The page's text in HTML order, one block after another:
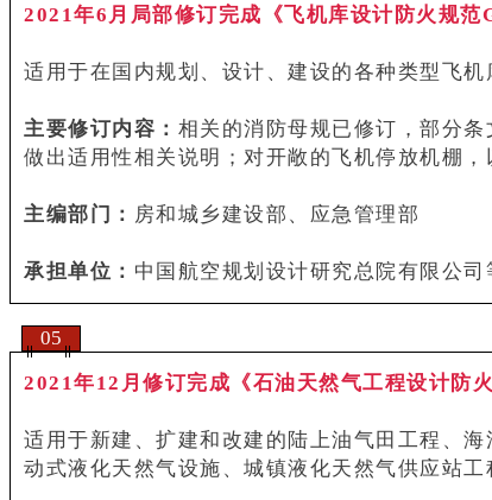
2021年6月局部修订完成《飞机库设计防火规范
适用于在国内规划、设计、建设的各种类型飞机
主要修订内容： 相关的消防母规已修订，部分
做出适用性相关说明；对开敞的飞机停放机棚
主编部门： 房和城乡建设部、应急管理部
承担单位： 中国航空规划设计研究总院有限公司
05
2021年12月修订完成《石油天然气工程设计防
适用于新建、扩建和改建的陆上油气田工程、
动式液化天然气设施、城镇液化天然气供应站